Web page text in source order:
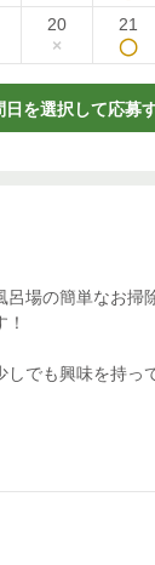
20
×
21
◯
日を選択して応募
場の簡単なお掃
でも興味を持っ
軽な気持ちで “ち
けでもOK。